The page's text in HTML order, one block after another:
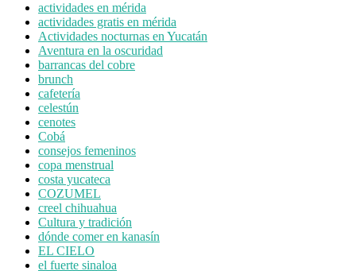
actividades en mérida
actividades gratis en mérida
Actividades nocturnas en Yucatán
Aventura en la oscuridad
barrancas del cobre
brunch
cafetería
celestún
cenotes
Cobá
consejos femeninos
copa menstrual
costa yucateca
COZUMEL
creel chihuahua
Cultura y tradición
dónde comer en kanasín
EL CIELO
el fuerte sinaloa